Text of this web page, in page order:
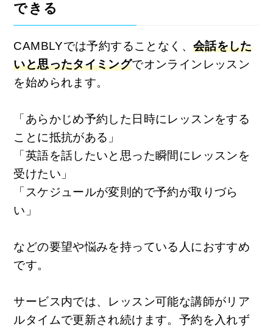
できる
CAMBLYでは予約することなく、 会話をした
いと思ったタイミングでオンラインレッスン
を始められます。
「あらかじめ予約した日時にレッスンをする
ことに抵抗がある」
「英語を話したいと思った瞬間にレッスンを
受けたい」
「スケジュールが変則的で予約が取りづら
い」
などの要望や悩みを持っている人におすすめ
です。
サービス内では、レッスン可能な講師がリア
ルタイムで更新され続けます。予約を入れず